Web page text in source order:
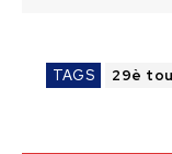
TAGS 29è